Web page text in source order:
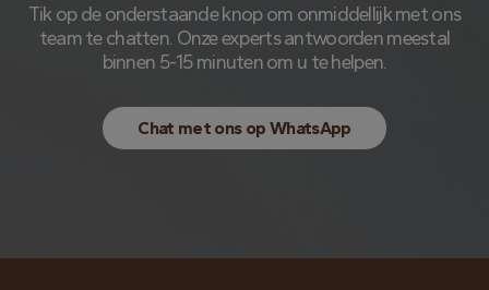
Tik op de onderstaande knop om onmiddellijk met ons
team te chatten. Onze experts antwoorden meestal
binnen 5-15 minuten om u te helpen.
Chat met ons op WhatsApp